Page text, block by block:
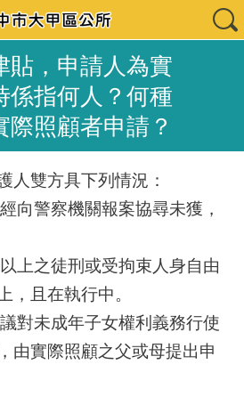
貼，申請人為實
係指何人？何種
際照顧者申請？
人雙方具下列情況：
向警察機關報案協尋未獲，
上之徒刑或受拘束人身自由
，且在執行中。
對未成年子女權利義務行使
由實際照顧之父或母提出申